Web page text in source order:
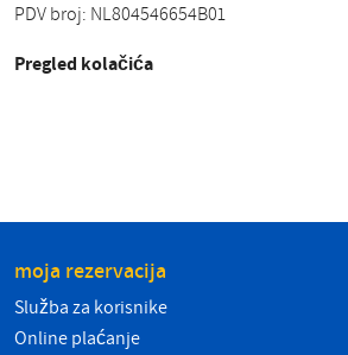
PDV broj: NL804546654B01
Pregled kolačića
moja rezervacija
Služba za korisnike
Online plaćanje